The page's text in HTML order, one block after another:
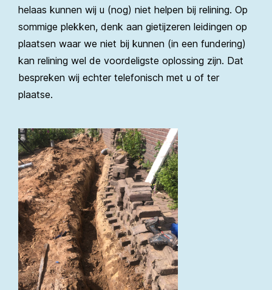
helaas kunnen wij u (nog) niet helpen bij relining. Op
sommige plekken, denk aan gietijzeren leidingen op
plaatsen waar we niet bij kunnen (in een fundering)
kan relining wel de voordeligste oplossing zijn. Dat
bespreken wij echter telefonisch met u of ter
plaatse.